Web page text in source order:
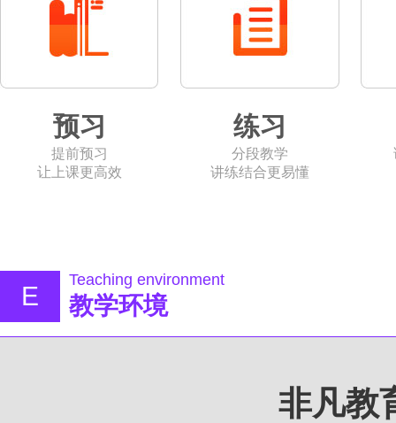
预习
提前预习
让上课更高效
练习
分段教学
讲练结合更易懂
E
Teaching environment
教学环境
非凡教